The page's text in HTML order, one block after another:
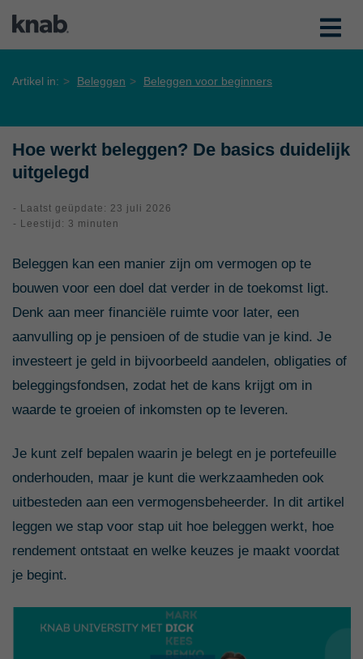
Artikel in: Beleggen Beleggen voor beginners
Hoe werkt beleggen? De basics duidelijk
uitgelegd
- Laatst geüpdate: 23 juli 2026
- Leestijd: 3 minuten
Beleggen kan een manier zijn om vermogen op te
bouwen voor een doel dat verder in de toekomst ligt.
Denk aan meer financiële ruimte voor later, een
aanvulling op je pensioen of de studie van je kind. Je
investeert je geld in bijvoorbeeld aandelen, obligaties of
beleggingsfondsen, zodat het de kans krijgt om in
waarde te groeien of inkomsten op te leveren.
Je kunt zelf bepalen waarin je belegt en je portefeuille
onderhouden, maar je kunt die werkzaamheden ook
uitbesteden aan een vermogensbeheerder. In dit artikel
leggen we stap voor stap uit hoe beleggen werkt, hoe
rendement ontstaat en welke keuzes je maakt voordat
je begint.